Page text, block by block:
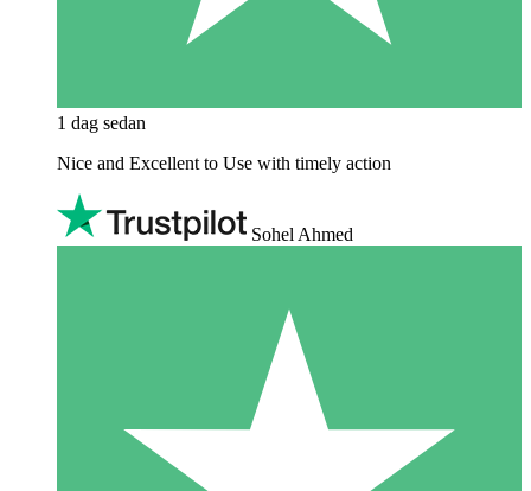
1 dag sedan
Nice and Excellent to Use with timely action
Sohel Ahmed